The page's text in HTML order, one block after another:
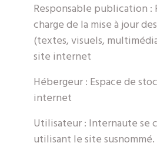
Responsable publication :
charge de la mise à jour
(textes, visuels,
site internet
Hébergeur : Espace de
internet
Utilisateur : Internaute se
utilisant le site susnommé.